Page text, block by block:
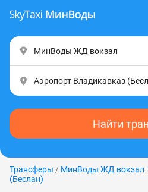
Найти
Трансферы / МинВоды ЖД вокзал
(Беслан)